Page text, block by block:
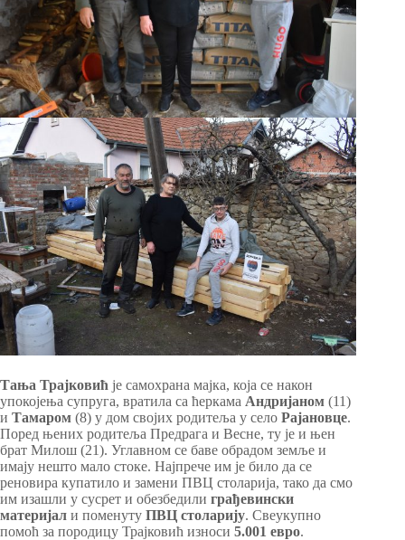
Тања Трајковић је самохрана мајка, која се након
упокојења супруга, вратила са ћеркама Андријаном (11)
и Тамаром (8) у дом својих родитеља у село Рајановце.
Поред њених родитеља Предрага и Весне, ту је и њен
брат Милош (21). Углавном се баве обрадом земље и
имају нешто мало стоке. Најпрече им је било да се
реновира купатило и замени ПВЦ столарија, тако да смо
им изашли у сусрет и обезбедили грађевински
материјал и поменуту ПВЦ столарију. Свеукупно
помоћ за породицу Трајковић износи 5.001 евро.